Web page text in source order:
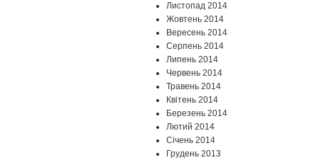
Листопад 2014
Жовтень 2014
Вересень 2014
Серпень 2014
Липень 2014
Червень 2014
Травень 2014
Квітень 2014
Березень 2014
Лютий 2014
Січень 2014
Грудень 2013